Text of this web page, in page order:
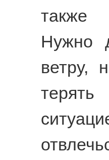
также
Нужно
ветру,